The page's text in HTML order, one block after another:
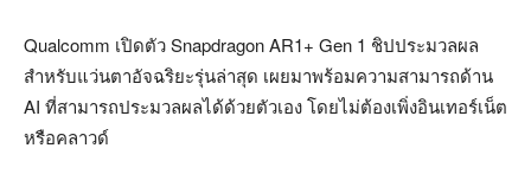
Qualcomm เปิดตัว Snapdragon AR1+ Gen 1 ชิปประมวลผล
สำหรับแว่นตาอัจฉริยะรุ่นล่าสุด เผยมาพร้อมความสามารถด้าน
AI ที่สามารถประมวลผลได้ด้วยตัวเอง โดยไม่ต้องเพิ่งอินเทอร์เน็ต
หรือคลาวด์